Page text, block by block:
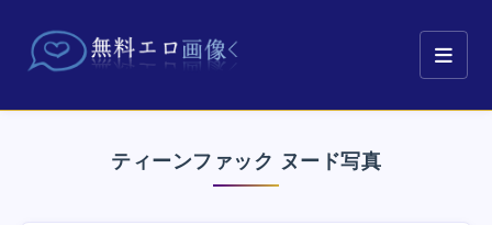
ティーンファック ヌード写真